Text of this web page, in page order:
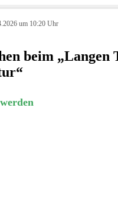
um 10:20 Uhr
beim „Langen